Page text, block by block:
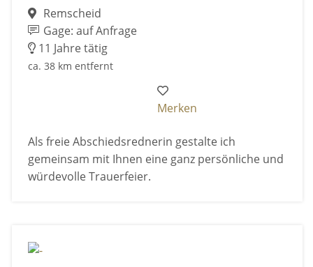
Remscheid
Gage: auf Anfrage
11 Jahre tätig
ca. 38 km entfernt
Merken
Als freie Abschiedsrednerin gestalte ich
gemeinsam mit Ihnen eine ganz persönliche und
würdevolle Trauerfeier.